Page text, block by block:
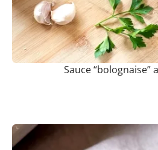
Sauce “bolognaise”